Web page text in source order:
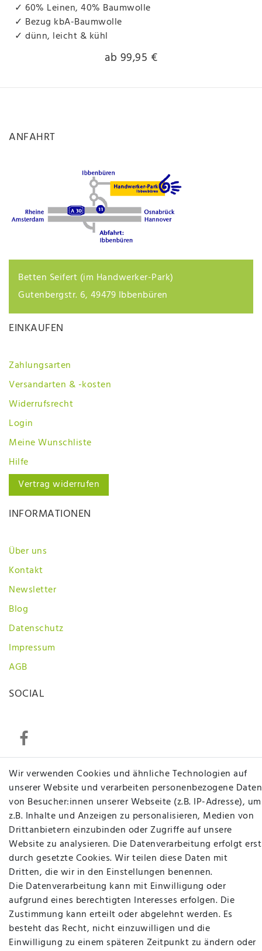
✓ 60% Leinen, 40% Baumwolle
✓ Bezug kbA-Baumwolle
✓ dünn, leicht & kühl
ab 99,95 €
ANFAHRT
Betten Seifert (im Handwerker-Park)
Gutenbergstr. 6, 49479 Ibbenbüren
EINKAUFEN
Zahlungsarten
Versandarten & -kosten
Widerrufsrecht
Login
Meine Wunschliste
Hilfe
Vertrag widerrufen
INFORMATIONEN
Über uns
Kontakt
Newsletter
Blog
Datenschutz
Impressum
AGB
SOCIAL
Betten Seifert – Ihr Fachgeschäft für Betten,
Matratzen, Bettwaren & mehr in Ibbenbüren. Sie
möchten richtig gut schlafen, legen Wert auf
qualitativ hochwertige Produkte und eine solide
Fachberatung für Matratzen und andere
Bettwaren? Dann sind Sie bei uns genau richtig.
Ob online oder vor Ort im Fachgeschäft in
Ibbenbüren - wir beraten Sie gerne!
Mehr erfahren
Wir verwenden Cookies und ähnliche Technologien auf
unserer Website und verarbeiten personenbezogene Daten
von Besucher:innen unserer Webseite (z.B. IP-Adresse), um
z.B. Inhalte und Anzeigen zu personalisieren, Medien von
Drittanbietern einzubinden oder Zugriffe auf unsere
Website zu analysieren. Die Datenverarbeitung erfolgt erst
durch gesetzte Cookies. Wir teilen diese Daten mit
Dritten, die wir in den Einstellungen benennen.
Die Datenverarbeitung kann mit Einwilligung oder
aufgrund eines berechtigten Interesses erfolgen. Die
Zustimmung kann erteilt oder abgelehnt werden. Es
besteht das Recht, nicht einzuwilligen und die
Einwilligung zu einem späteren Zeitpunkt zu ändern oder